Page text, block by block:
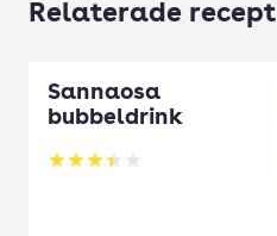
Relaterade recept
Sannaosa
bubbeldrink
Betyg: 3.46 av 5